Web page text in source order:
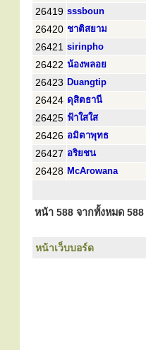
26419 sssboun
26420 ชาติสยาม
26421 sirinpho
26422 น้องพลอย
26423 Duangtip
26424 ดุสิตธานี
26425 ฟ้าใสใส
26426 อมิตาพุทธ
26427 อริยชน
26428 McArowana
หน้า 588 จากทั้งหมด 588
หน้าเว็บบอร์ด